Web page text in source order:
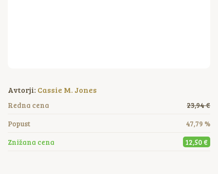
Avtorji: Cassie M. Jones
Redna cena
23,94 €
Popust
47,79 %
Znižana cena
12,50 €